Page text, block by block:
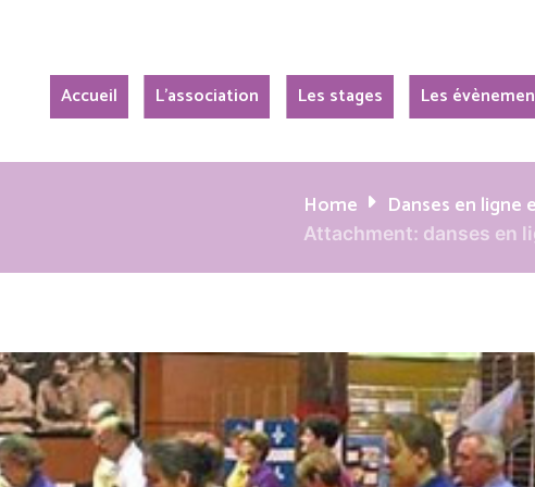
Accueil L’association Les stages Les
Home Danses en ligne
Attachment: danses en